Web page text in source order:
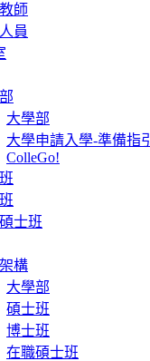
師
員
大學部
大學申請入學-準備指引
ColleGo!
士班
構
大學部
碩士班
博士班
在職碩士班